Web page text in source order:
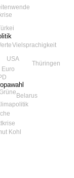
Euro
USA
Kohl
Vielsprachigkeit
Belarus
Thüringen